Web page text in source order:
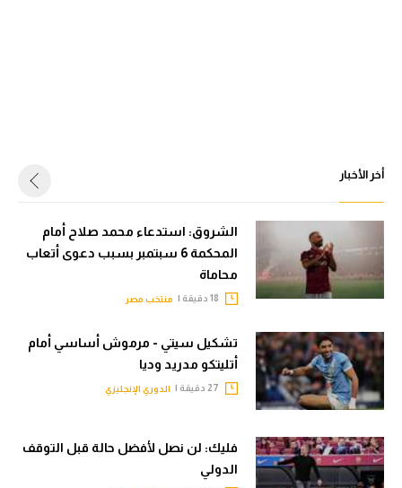
أخر الأخبار
الشروق: استدعاء محمد صلاح أمام
المحكمة 6 سبتمبر بسبب دعوى أتعاب
محاماة
منتخب مصر
تشكيل سيتي - مرموش أساسي أمام
أتليتكو مدريد وديا
الدوري الإنجليزي
فليك: لن نصل لأفضل حالة قبل التوقف
الدولي